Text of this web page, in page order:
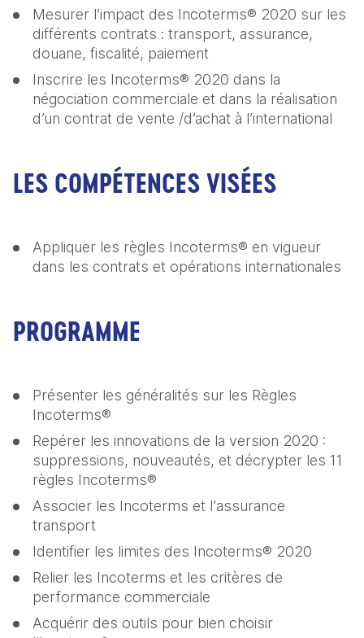
Mesurer l’impact des Incoterms® 2020 sur les
différents contrats : transport, assurance,
douane, fiscalité, paiement
Inscrire les Incoterms® 2020 dans la
négociation commerciale et dans la réalisation
d’un contrat de vente /d’achat à l’international
LES COMPÉTENCES VISÉES
Appliquer les règles Incoterms® en vigueur
dans les contrats et opérations internationales
PROGRAMME
Présenter les généralités sur les Règles
Incoterms®
Repérer les innovations de la version 2020 :
suppressions, nouveautés, et décrypter les 11
règles Incoterms®
Associer les Incoterms et l'assurance
transport
Identifier les limites des Incoterms® 2020
Relier les Incoterms et les critères de
performance commerciale
Acquérir des outils pour bien choisir